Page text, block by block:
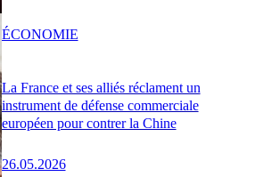
La France et ses alliés réclament un
instrument de défense commerciale
européen pour contrer la Chine
26.05.2026
ÉCONOMIE